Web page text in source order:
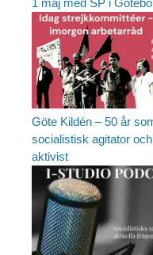
Göte Kildén – 50 år
socialistisk agitator
aktivist